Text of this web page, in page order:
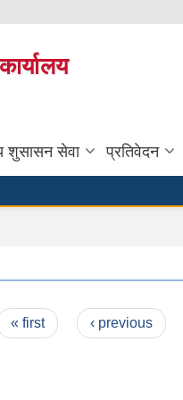
शुसासन सेवा प्रतिवेदन
« first ‹ previous